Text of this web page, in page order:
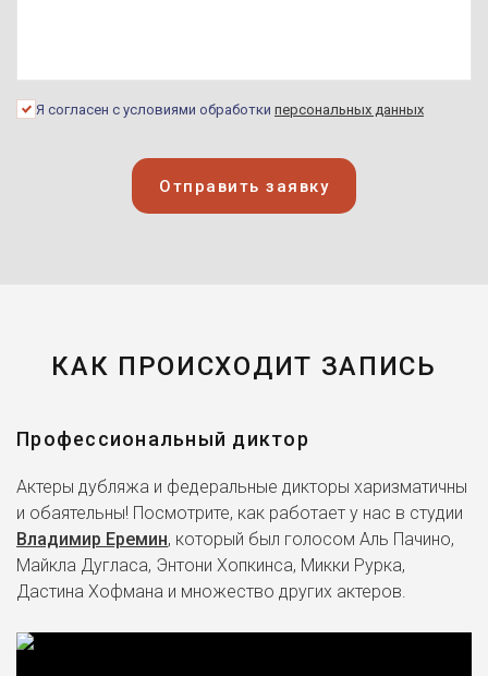
Я согласен с условиями обработки персональных данных
Отправить заявку
КАК ПРОИСХОДИТ ЗАПИСЬ
Профессиональный диктор
Актеры дубляжа и федеральные дикторы харизматичны
и обаятельны! Посмотрите, как работает у нас в студии
Владимир Еремин, который был голосом Аль Пачино,
Майкла Дугласа, Энтони Хопкинса, Микки Рурка,
Дастина Хофмана и множество других актеров.